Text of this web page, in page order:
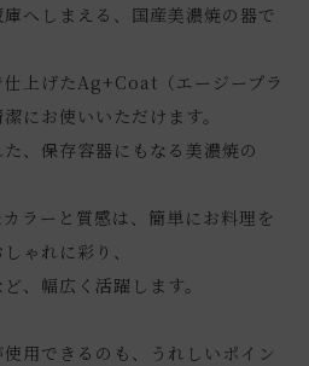
へしまえる、国産美濃焼の器で
上げたAg+Coat（エージープラ
にお使いいただけます。
、保存容器にもなる美濃焼の
ラーと質感は、簡単にお料理を
ゃれに彩り、
、幅広く活躍します。
用できるのも、うれしいポイン